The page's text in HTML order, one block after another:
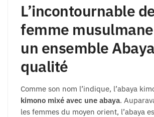
L’incontournable
femme
un ensemble
qualité
Comme son nom l’indique, l’abaya
kimono mixé avec une abaya.
les femmes du moyen orient, l’abaya